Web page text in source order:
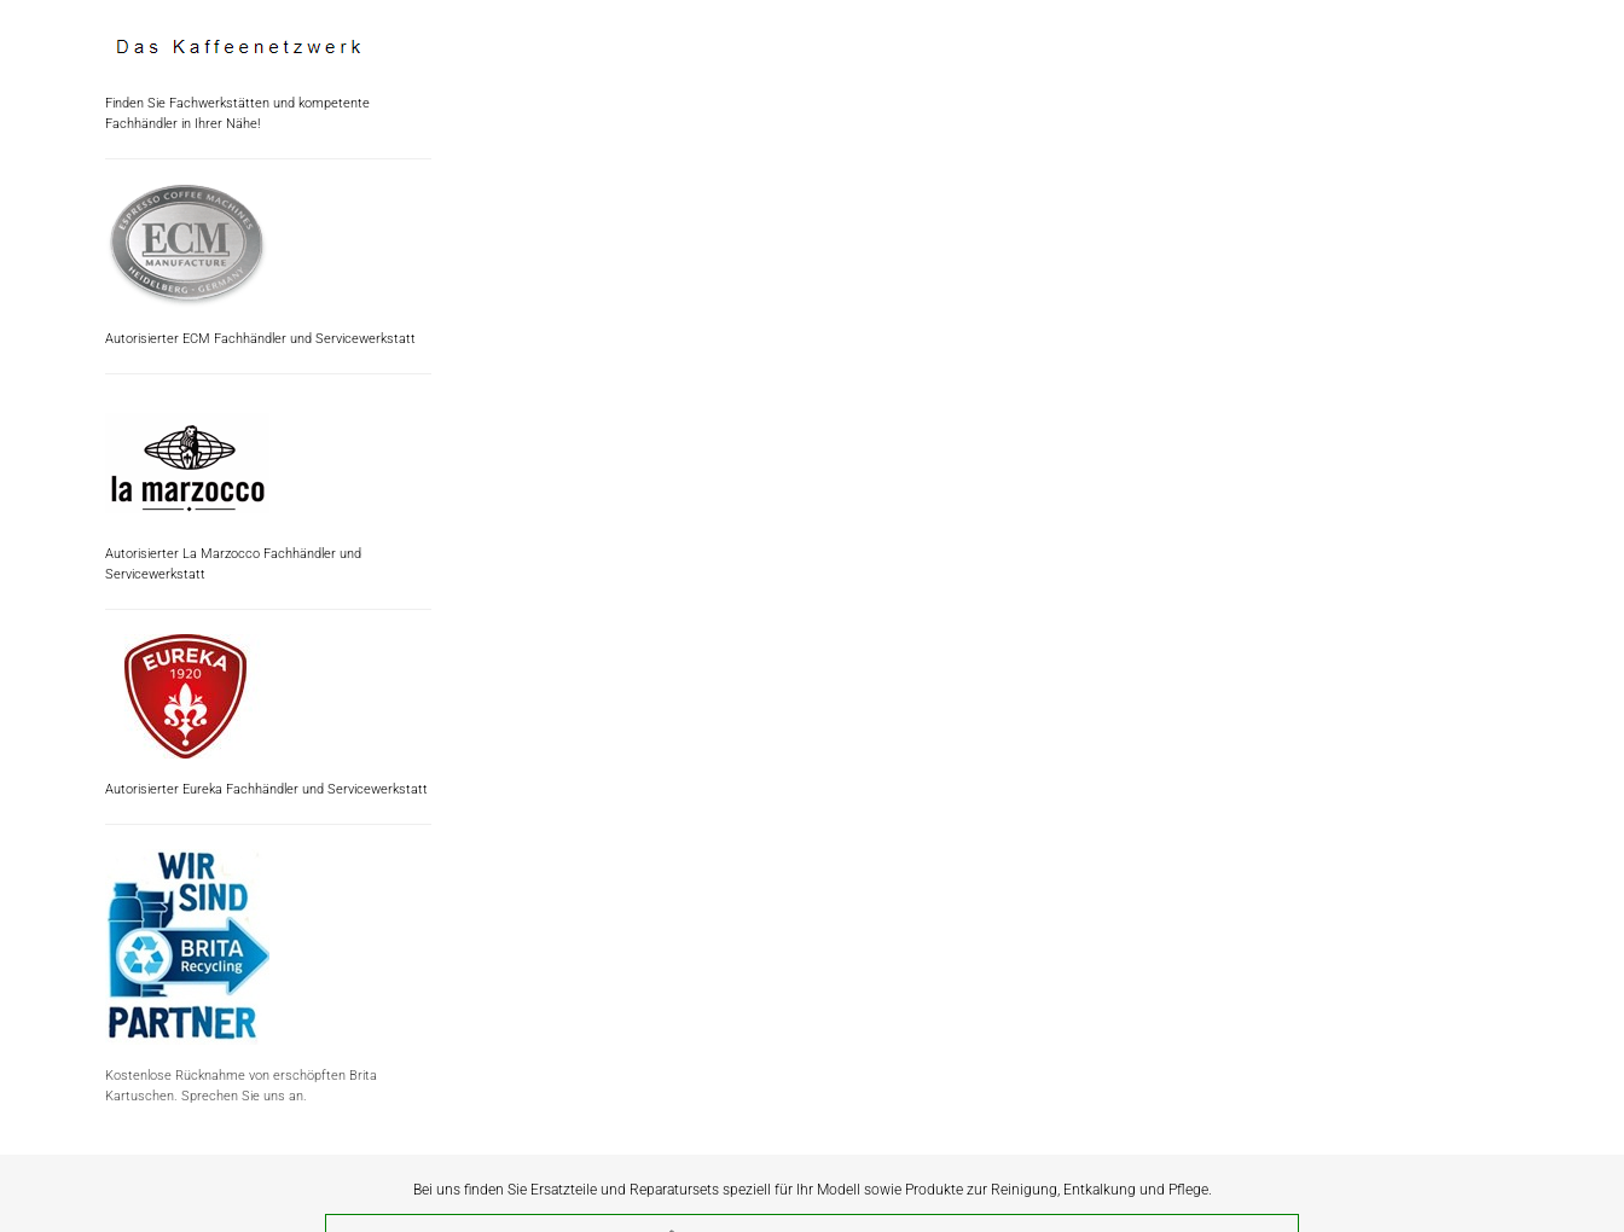
Finden Sie Fachwerkstätten und kompetente
Fachhändler in Ihrer Nähe!
Autorisierter ECM Fachhändler und Servicewerkstatt
Autorisierter La Marzocco Fachhändler und
Servicewerkstatt
Autorisierter Eureka Fachhändler und Servicewerkstatt
Kostenlose Rücknahme von erschöpften Brita
Kartuschen. Sprechen Sie uns an.
Bei uns finden Sie Ersatzteile und Reparatursets speziell für Ihr Modell sowie Produkte zur Reinigung, Entkalkung und Pflege.